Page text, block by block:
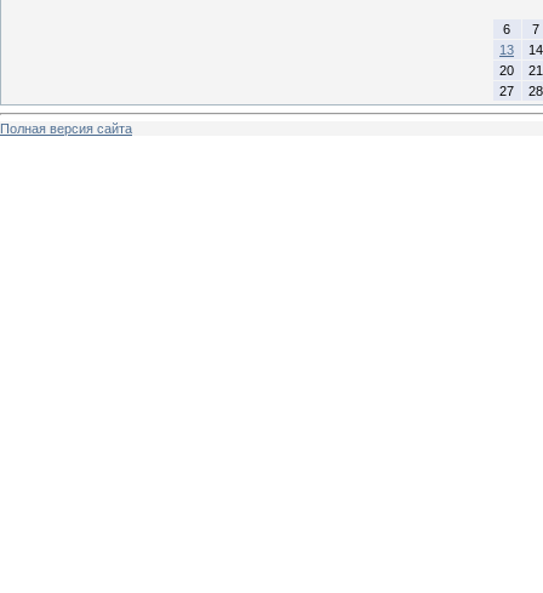
6
7
13
14
20
21
27
28
Полная версия сайта